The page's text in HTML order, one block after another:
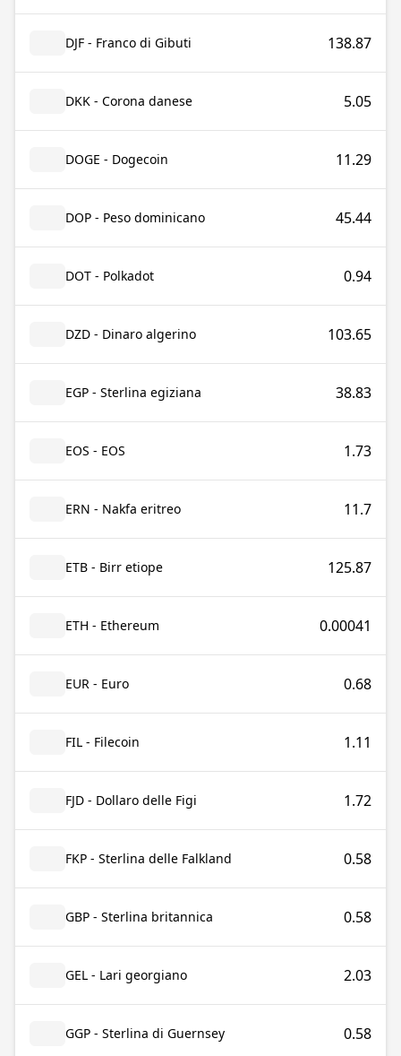
DJF - Franco di Gibuti 138.87
DKK - Corona danese 5.05
DOGE - Dogecoin 11.29
DOP - Peso dominicano 45.44
DOT - Polkadot 0.94
DZD - Dinaro algerino 103.65
EGP - Sterlina egiziana 38.83
EOS - EOS 1.73
ERN - Nakfa eritreo 11.7
ETB - Birr etiope 125.87
ETH - Ethereum 0.00041
EUR - Euro 0.68
FIL - Filecoin 1.11
FJD - Dollaro delle Figi 1.72
FKP - Sterlina delle Falkland 0.58
GBP - Sterlina britannica 0.58
GEL - Lari georgiano 2.03
GGP - Sterlina di Guernsey 0.58